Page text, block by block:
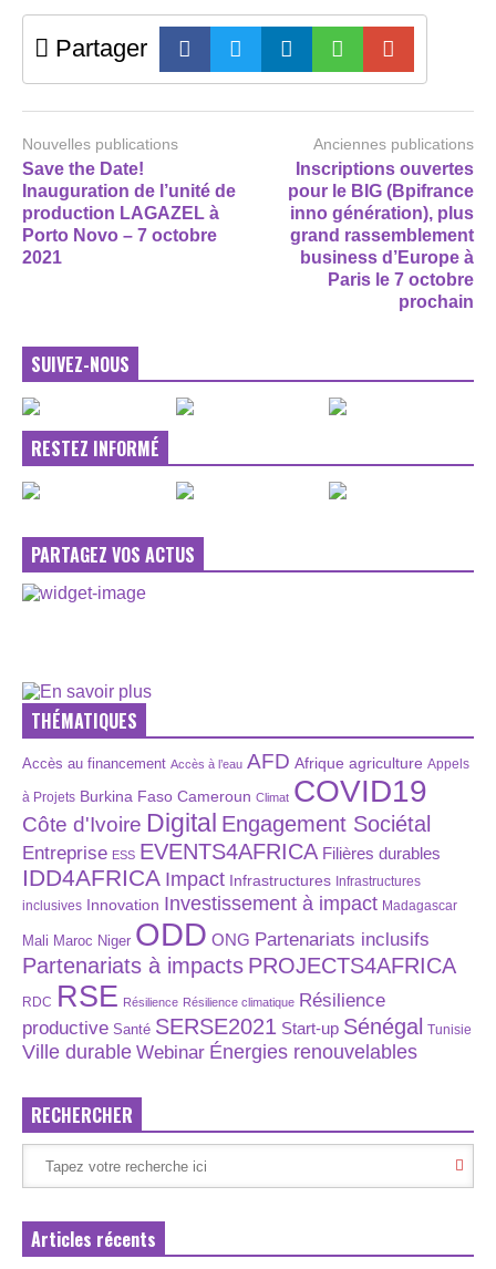
Partager
Nouvelles publications
Save the Date!
Inauguration de l’unité de
production LAGAZEL à
Porto Novo – 7 octobre
2021
Anciennes publications
Inscriptions ouvertes
pour le BIG (Bpifrance
inno génération), plus
grand rassemblement
business d’Europe à
Paris le 7 octobre
prochain
SUIVEZ-NOUS
RESTEZ INFORMÉ
PARTAGEZ VOS ACTUS
THÉMATIQUES
Accès au financement Accès à l’eau AFD Afrique agriculture Appels
à Projets Burkina Faso Cameroun Climat COVID19
Côte d'Ivoire Digital Engagement Sociétal
Entreprise ESS EVENTS4AFRICA Filières durables
IDD4AFRICA Impact Infrastructures Infrastructures
inclusives Innovation Investissement à impact Madagascar
Mali Maroc Niger ODD ONG Partenariats inclusifs
Partenariats à impacts PROJECTS4AFRICA
RDC RSE Résilience Résilience climatique Résilience
productive Santé SERSE2021 Start-up Sénégal Tunisie
Ville durable Webinar Énergies renouvelables
RECHERCHER
Articles récents